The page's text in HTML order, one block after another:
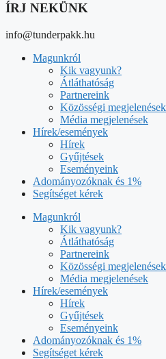
ÍRJ NEKÜNK
info@tunderpakk.hu
Magunkról
Kik vagyunk?
Átláthatóság
Partnereink
Közösségi megjelenések
Média megjelenések
Hírek/események
Hírek
Gyűjtések
Eseményeink
Adományozóknak és 1%
Segítséget kérek
Magunkról
Kik vagyunk?
Átláthatóság
Partnereink
Közösségi megjelenések
Média megjelenések
Hírek/események
Hírek
Gyűjtések
Eseményeink
Adományozóknak és 1%
Segítséget kérek